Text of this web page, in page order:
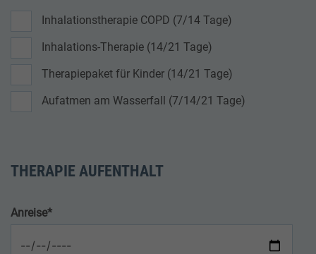
Inhalationstherapie COPD (7/14 Tage)
Inhalations-Therapie (14/21 Tage)
Therapiepaket für Kinder (14/21 Tage)
Aufatmen am Wasserfall (7/14/21 Tage)
THERAPIE AUFENTHALT
Anreise*